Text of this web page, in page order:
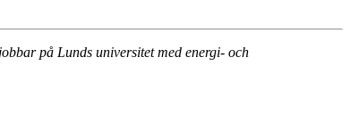
på Lunds universitet med energi- och